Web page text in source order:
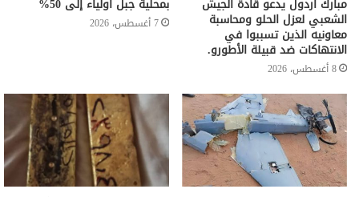
مبارك أردول يدعو قادة الجيش
الشعبي لعزل الحلو ومحاسبة
معاونيه الذين تسببوا في
الانتهاكات ضد قبيلة الأطورو.
8 أغسطس، 2026
بمحلية جبل أولياء إلى 50%
7 أغسطس، 2026